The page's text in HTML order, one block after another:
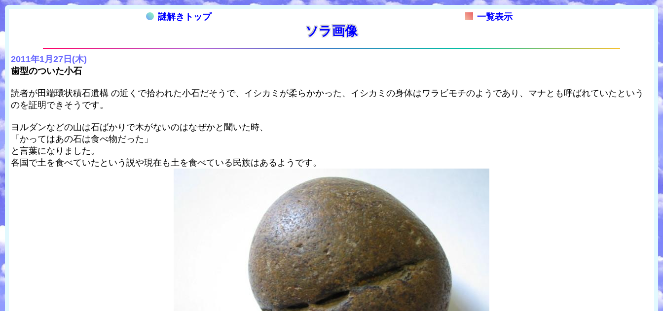
謎解きトップ 一覧表示
ソラ画像
2011年1月27日(木)
歯型のついた小石
読者が田端環状積石遺構 の近くで拾われた小石だそうで、イシカミが柔らかかった、イシカミの身体はワラビモチのようであり、マナとも呼ばれていたという
のを証明できそうです。
ヨルダンなどの山は石ばかりで木がないのはなぜかと聞いた時、
「かってはあの石は食べ物だった」
と言葉になりました。
各国で土を食べていたという説や現在も土を食べている民族はあるようです。